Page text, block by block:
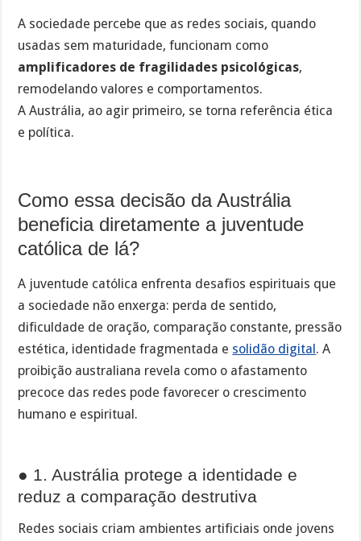
A sociedade percebe que as redes sociais, quando
usadas sem maturidade, funcionam como
amplificadores de fragilidades psicológicas,
remodelando valores e comportamentos.
A Austrália, ao agir primeiro, se torna referência ética
e política.
Como essa decisão da Austrália
beneficia diretamente a juventude
católica de lá?
A juventude católica enfrenta desafios espirituais que
a sociedade não enxerga: perda de sentido,
dificuldade de oração, comparação constante, pressão
estética, identidade fragmentada e solidão digital. A
proibição australiana revela como o afastamento
precoce das redes pode favorecer o crescimento
humano e espiritual.
● 1. Austrália protege a identidade e
reduz a comparação destrutiva
Redes sociais criam ambientes artificiais onde jovens